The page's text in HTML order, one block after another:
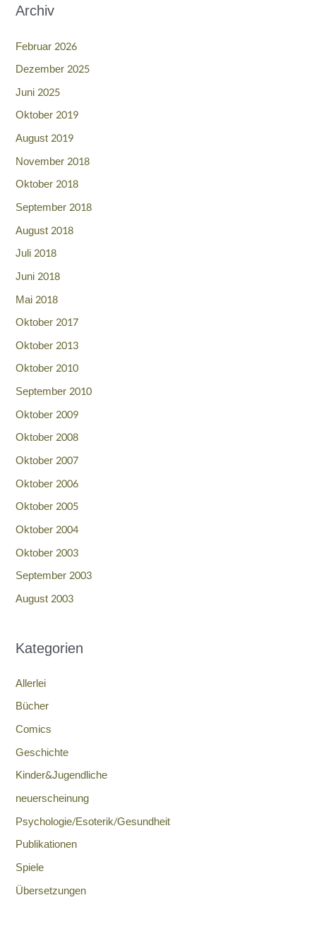
Archiv
Februar 2026
Dezember 2025
Juni 2025
Oktober 2019
August 2019
November 2018
Oktober 2018
September 2018
August 2018
Juli 2018
Juni 2018
Mai 2018
Oktober 2017
Oktober 2013
Oktober 2010
September 2010
Oktober 2009
Oktober 2008
Oktober 2007
Oktober 2006
Oktober 2005
Oktober 2004
Oktober 2003
September 2003
August 2003
Kategorien
Allerlei
Bücher
Comics
Geschichte
Kinder&Jugendliche
neuerscheinung
Psychologie/Esoterik/Gesundheit
Publikationen
Spiele
Übersetzungen